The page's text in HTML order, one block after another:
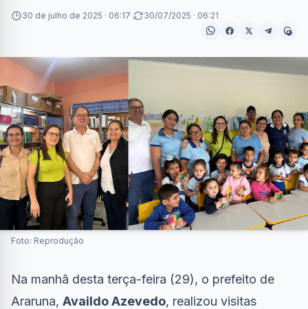
30 de julho de 2025 · 06:17· 30/07/2025 · 06:21
Foto: Reprodução
Na manhã desta terça-feira (29), o prefeito de
Araruna, Availdo Azevedo, realizou visitas